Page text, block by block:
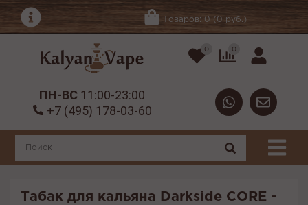
Товаров: 0 (0 руб.)
0 0
ПН-ВС 11:00-23:00
+7 (495) 178-03-60
Табак для кальяна Darkside CORE -